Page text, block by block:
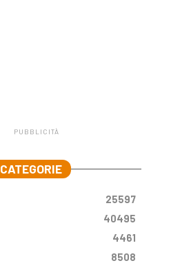
PUBBLICITÀ
CATEGORIE
25597
40495
4461
8508